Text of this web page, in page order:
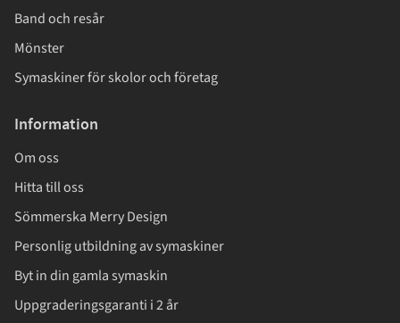
Band och resår
Mönster
Symaskiner för skolor och företag
Information
Om oss
Hitta till oss
Sömmerska Merry Design
Personlig utbildning av symaskiner
Byt in din gamla symaskin
Uppgraderingsgaranti i 2 år